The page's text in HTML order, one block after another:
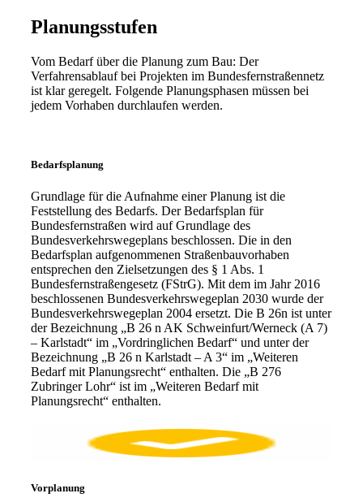
Planungsstufen
Vom Bedarf über die Planung zum Bau: Der
Verfahrensablauf bei Projekten im Bundesfernstraßennetz
ist klar geregelt. Folgende Planungsphasen müssen bei
jedem Vorhaben durchlaufen werden.
Bedarfsplanung
Grundlage für die Aufnahme einer Planung ist die
Feststellung des Bedarfs. Der Bedarfsplan für
Bundesfernstraßen wird auf Grundlage des
Bundesverkehrswegeplans beschlossen. Die in den
Bedarfsplan aufgenommenen Straßenbauvorhaben
entsprechen den Zielsetzungen des § 1 Abs. 1
Bundesfernstraßengesetz (FStrG). Mit dem im Jahr 2016
beschlossenen Bundesverkehrswegeplan 2030 wurde der
Bundesverkehrswegeplan 2004 ersetzt. Die B 26n ist unter
der Bezeichnung „B 26 n AK Schweinfurt/Werneck (A 7)
– Karlstadt“ im „Vordringlichen Bedarf“ und unter der
Bezeichnung „B 26 n Karlstadt – A 3“ im „Weiteren
Bedarf mit Planungsrecht“ enthalten. Die „B 276
Zubringer Lohr“ ist im „Weiteren Bedarf mit
Planungsrecht“ enthalten.
Vorplanung